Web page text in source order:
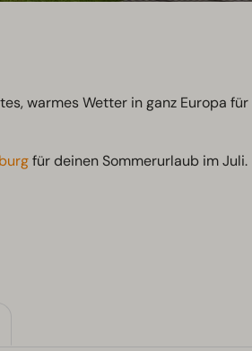
warmes Wetter in ganz Europa für
für deinen Sommerurlaub im Juli.